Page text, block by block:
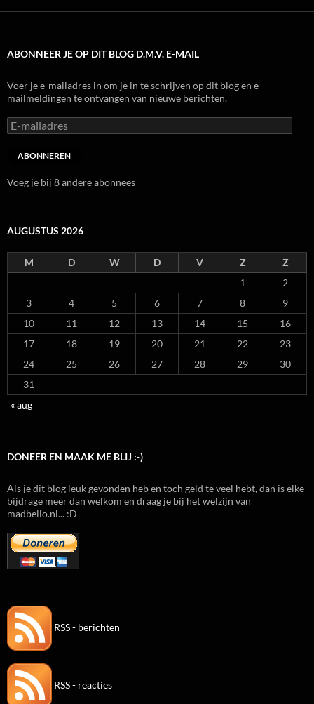
ABONNEER JE OP DIT BLOG D.M.V. E-MAIL
Voer je e-mailadres in om je in te schrijven op dit blog en e-
mailmeldingen te ontvangen van nieuwe berichten.
E-
mailadres
ABONNEREN
Voeg je bij 8 andere abonnees
AUGUSTUS 2026
M D W D V Z
Z
1
2
3
4 5 6 7 8
9
10
11 12 13 14 15
16
17
18 19 20 21 22
23
24
25 26 27 28 29
30
31
« aug
DONEER EN MAAK ME BLIJ :-)
Als je dit blog leuk gevonden heb en toch geld te veel hebt, dan is elke
bijdrage meer dan welkom en draag je bij het welzijn van
madbello.nl... :D
RSS - berichten
RSS - reacties